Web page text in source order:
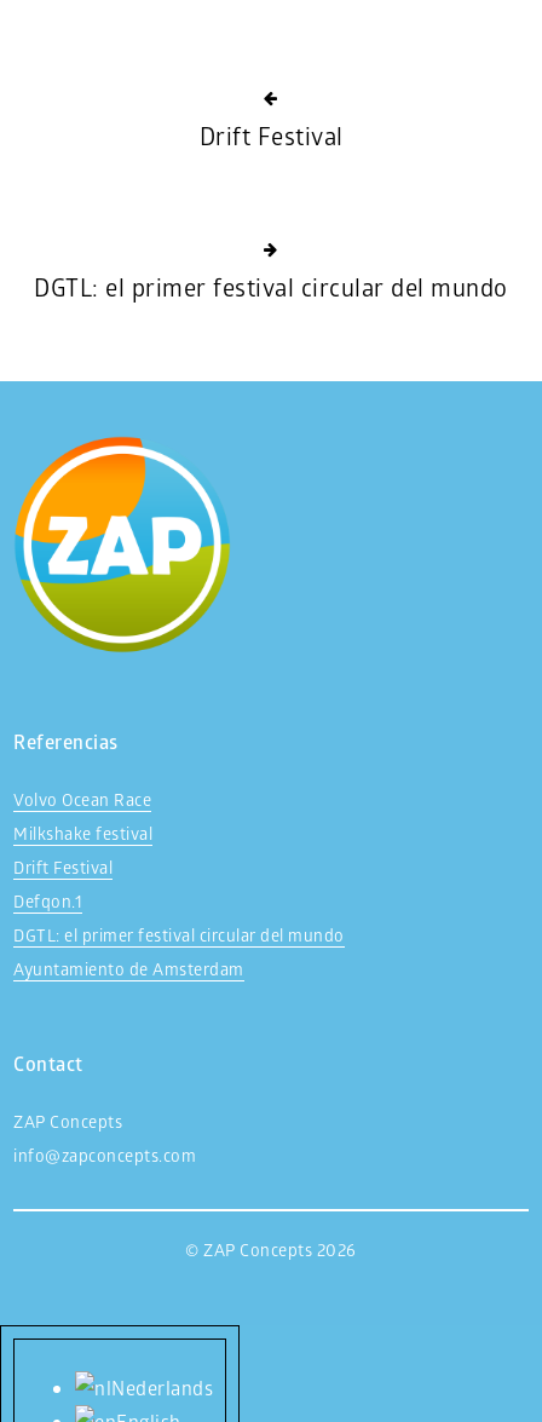
Drift Festival
DGTL: el primer festival circular del mundo
Referencias
Volvo Ocean Race
Milkshake festival
Drift Festival
Defqon.1
DGTL: el primer festival circular del mundo
Ayuntamiento de Amsterdam
Contact
ZAP Concepts
info@zapconcepts.com
© ZAP Concepts 2026
Nederlands